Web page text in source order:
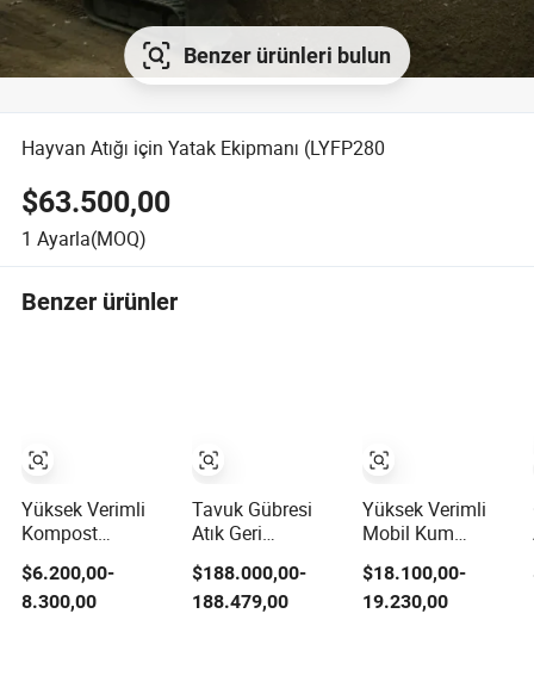
Benzer ürünleri bulun
Hayvan Atığı için Yatak Ekipmanı (LYFP280
$63.500,00
1 Ayarla(MOQ)
Benzer ürünler
Yüksek Verimli
Kompost
Granülleme
Makinesi Organik
Granüler Gübre
$6.200,00-
8.300,00
Tavuk Gübresi
Atık Geri
Dönüşüm
Kompost
Makinesi Organik
$188.000,00-
188.479,00
Yüksek Verimli
Mobil Kum
Rotary Tambur
Sıralama Çakıl
Toprak Ahşap
$18.100,00-
19.230,00